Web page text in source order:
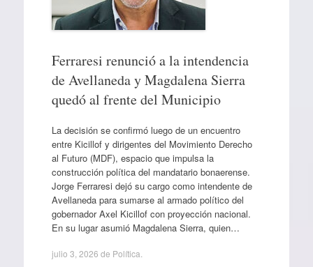
Ferraresi renunció a la intendencia
de Avellaneda y Magdalena Sierra
quedó al frente del Municipio
La decisión se confirmó luego de un encuentro
entre Kicillof y dirigentes del Movimiento Derecho
al Futuro (MDF), espacio que impulsa la
construcción política del mandatario bonaerense.
Jorge Ferraresi dejó su cargo como intendente de
Avellaneda para sumarse al armado político del
gobernador Axel Kicillof con proyección nacional.
En su lugar asumió Magdalena Sierra, quien…
julio 3, 2026 de Política